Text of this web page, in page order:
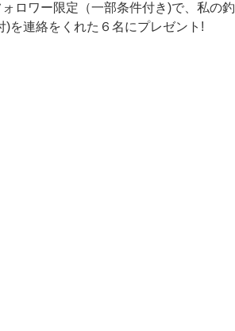
ロワー限定（一部条件付き)で、私の釣
を連絡をくれた６名にプレゼント!